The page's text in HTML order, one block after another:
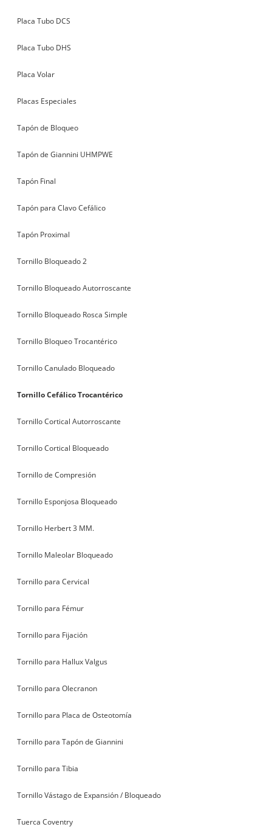
Placa Tubo DCS
Placa Tubo DHS
Placa Volar
Placas Especiales
Tapón de Bloqueo
Tapón de Giannini UHMPWE
Tapón Final
Tapón para Clavo Cefálico
Tapón Proximal
Tornillo Bloqueado 2
Tornillo Bloqueado Autorroscante
Tornillo Bloqueado Rosca Simple
Tornillo Bloqueo Trocantérico
Tornillo Canulado Bloqueado
Tornillo Cefálico Trocantérico
Tornillo Cortical Autorroscante
Tornillo Cortical Bloqueado
Tornillo de Compresión
Tornillo Esponjosa Bloqueado
Tornillo Herbert 3 MM.
Tornillo Maleolar Bloqueado
Tornillo para Cervical
Tornillo para Fémur
Tornillo para Fijación
Tornillo para Hallux Valgus
Tornillo para Olecranon
Tornillo para Placa de Osteotomía
Tornillo para Tapón de Giannini
Tornillo para Tibia
Tornillo Vástago de Expansión / Bloqueado
Tuerca Coventry